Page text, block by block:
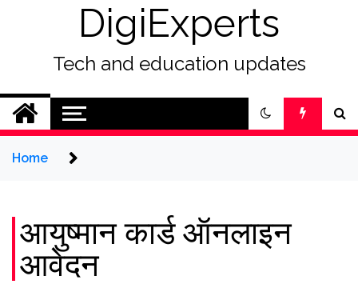
DigiExperts
Tech and education updates
Home
आयुष्मान कार्ड ऑनलाइन
आवेदन